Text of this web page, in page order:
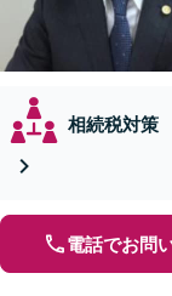
相続税対策
電話でお問